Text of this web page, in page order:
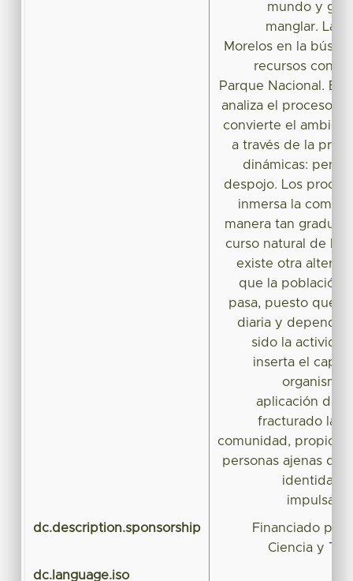
mundo y
manglar. La
Morelos en la
recursos
Parque Nacional. En
analiza el proceso
convierte el
a través de la
dinámicas:
despojo. Los
inmersa la
manera tan
curso natural de las
existe otra
que la población
pasa, puesto que
diaria y
sido la
inserta el
aplicación de
fracturado la
comunidad,
personas ajenas
identidad
dc.description.sponsorship
Financiado por
Ciencia y
dc.language.iso